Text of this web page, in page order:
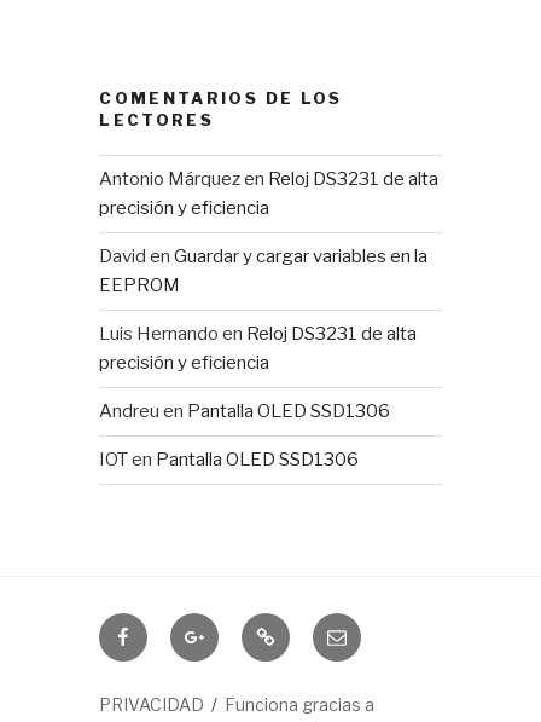
COMENTARIOS DE LOS
LECTORES
Antonio Márquezen Reloj DS3231 de alta
precisión y eficiencia
David enGuardar y cargar variables en la
EEPROM
Luis Hernando en Reloj DS3231 de alta
precisión y eficiencia
Andreu en Pantalla OLED SSD1306
IOTen Pantalla OLED SSD1306
DomóticaIOTUY RSS
Correo
electrónico
PRIVACIDAD
Funciona gracias a